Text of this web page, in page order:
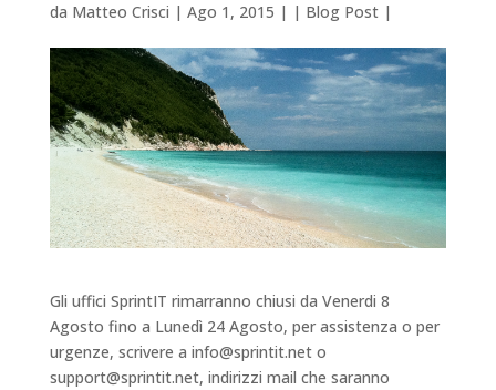
da Matteo Crisci | Ago 1, 2015 | | Blog Post|
Gli uffici SprintIT rimarranno chiusi da Venerdi 8
Agosto fino a Lunedì 24 Agosto, per assistenza o per
urgenze, scrivere a info@sprintit.net o
support@sprintit.net, indirizzi mail che saranno